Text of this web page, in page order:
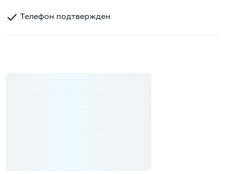
Телефон подтвержден